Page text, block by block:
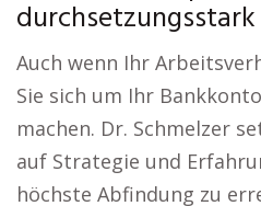
durchsetzungsstark
Auch wenn Ihr
Sie sich um Ihr
machen. Dr. Schmelzer
auf Strategie und
höchste Abfindung zu